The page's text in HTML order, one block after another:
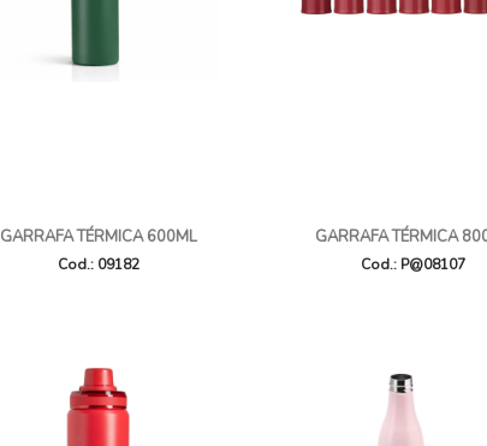
GARRAFA TÉRMICA 600ML
Cod.: 09182
GARRAFA TÉRMICA
Cod.: P@08107